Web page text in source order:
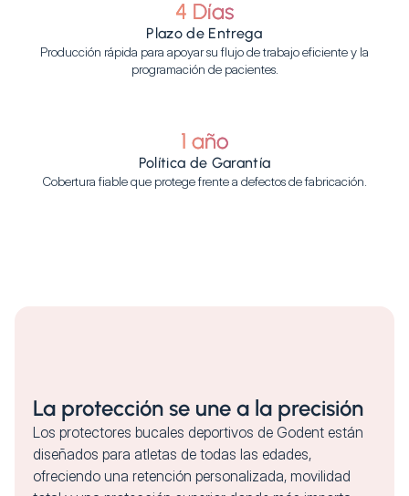
4 Días
Plazo de Entrega
Producción rápida para apoyar su flujo de trabajo eficiente y la
programación de pacientes.
1 año
Política de Garantía
Cobertura fiable que protege frente a defectos de fabricación.
La protección se une a la precisión
Los protectores bucales deportivos de Godent están
diseñados para atletas de todas las edades,
ofreciendo una retención personalizada, movilidad